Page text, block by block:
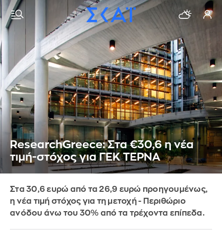
ResearchGreece: Στα €30,6 η νέα
τιμή-στόχος για ΓΕΚ ΤΕΡΝΑ
Στα 30,6 ευρώ από τα 26,9 ευρώ προηγουμένως,
η νέα τιμή στόχος για τη μετοχή - Περιθώριο
ανόδου άνω του 30% από τα τρέχοντα επίπεδα.